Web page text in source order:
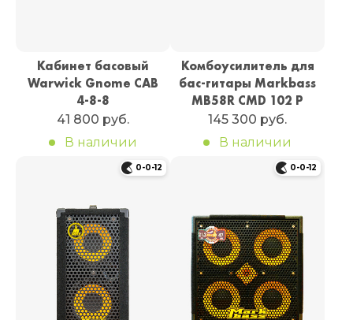
Кабинет басовый
Warwick Gnome CAB
4-8-8
41 800 руб.
В наличии
Комбоусилитель для
бас-гитары Markbass
MB58R CMD 102 P
145 300 руб.
В наличии
0-0-12 0-0-12